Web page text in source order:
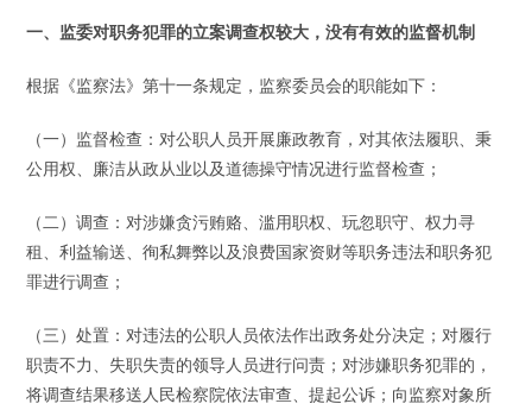
一、监委对职务犯罪的立案调查权较大，没有有效的监督机制
根据《监察法》第十一条规定，监察委员会的职能如下：
（一）监督检查：对公职人员开展廉政教育，对其依法履职、秉
公用权、廉洁从政从业以及道德操守情况进行监督检查；
（二）调查：对涉嫌贪污贿赂、滥用职权、玩忽职守、权力寻
租、利益输送、徇私舞弊以及浪费国家资财等职务违法和职务犯
罪进行调查；
（三）处置：对违法的公职人员依法作出政务处分决定；对履行
职责不力、失职失责的领导人员进行问责；对涉嫌职务犯罪的，
将调查结果移送人民检察院依法审查、提起公诉；向监察对象所